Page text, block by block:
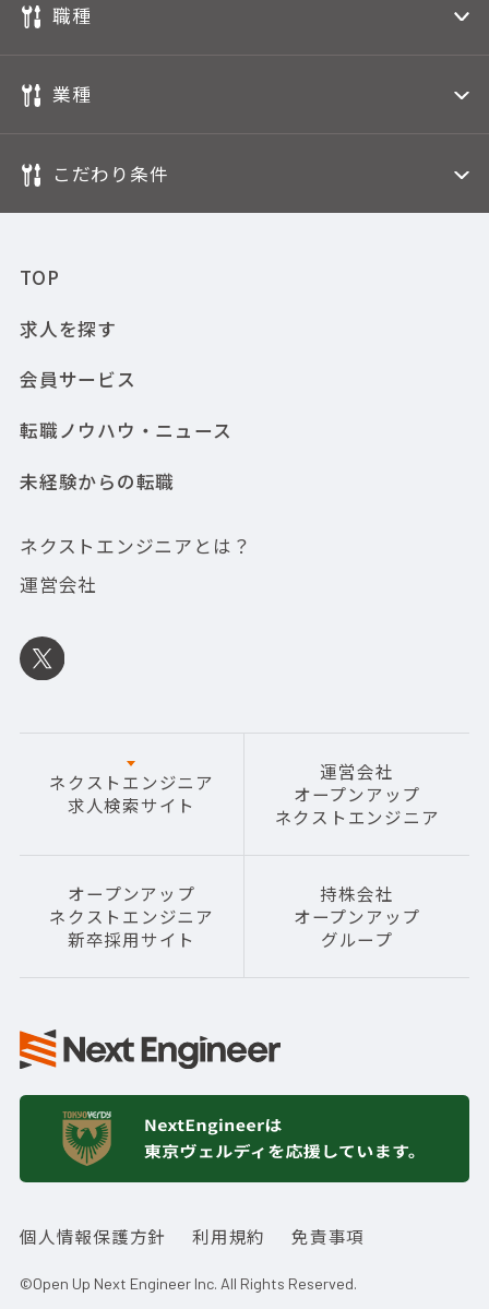
職種
業種
こだわり条件
TOP
求人を探す
会員サービス
転職ノウハウ・ニュース
未経験からの転職
ネクストエンジニアとは？
運営会社
ネクストエンジニア
求人検索サイト
運営会社
オープンアップ
ネクストエンジニア
オープンアップ
ネクストエンジニア
新卒採用サイト
持株会社
オープンアップ
グループ
個人情報保護方針 利用規約 免責事項
©Open Up Next Engineer Inc. All Rights Reserved.